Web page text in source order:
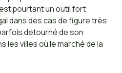
pourtant un outil fort
dans des cas de figure très
détourné de son
les villes où le marché de la